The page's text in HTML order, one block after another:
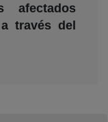
afectados
través del